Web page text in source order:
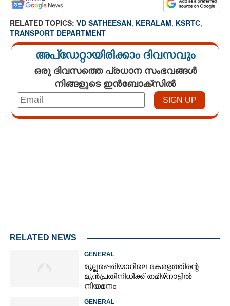
RELATED TOPICS: VD SATHEESAN, KERALAM, KSRTC,
TRANSPORT DEPARTMENT
അപ്ഡേറ്റായിരിക്കാം ദിവസവും
ഒരു ദിവസത്തെ പ്രധാന സംഭവങ്ങൾ
നിങ്ങളുടെ ഇൻബോക്സിൽ
RELATED NEWS
GENERAL
മുല്ലപ്പെരിയാറിലെ കേരളത്തിന്റെ
മുൻപ്രതിനിധിക്ക് തമിഴ്നാട്ടിൽ
നിയമനം
GENERAL